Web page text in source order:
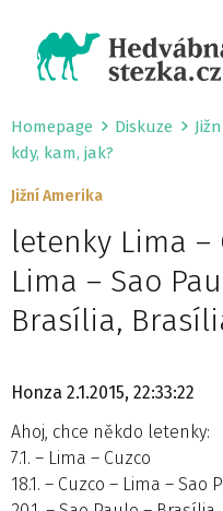
Homepage Diskuze
kdy, kam, jak?
Jižní Amerika
letenky Lima –
Lima – Sao
Brasília,
Honza 2.1.2015, 22:33:22
Ahoj, chce někdo letenky:
7.1. – Lima – Cuzco
18.1. – Cuzco – Lima – Sao